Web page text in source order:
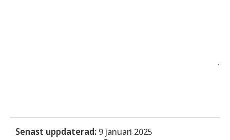
Senast uppdaterad: 9 januari 2025